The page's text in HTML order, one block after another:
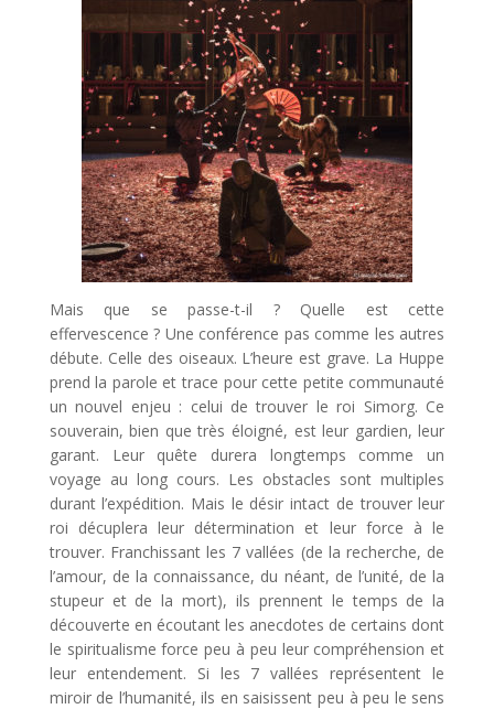
Mais que se passe-t-il ? Quelle est cette
effervescence ? Une conférence pas comme les autres
débute. Celle des oiseaux. L’heure est grave. La Huppe
prend la parole et trace pour cette petite communauté
un nouvel enjeu : celui de trouver le roi Simorg. Ce
souverain, bien que très éloigné, est leur gardien, leur
garant. Leur quête durera longtemps comme un
voyage au long cours. Les obstacles sont multiples
durant l’expédition. Mais le désir intact de trouver leur
roi décuplera leur détermination et leur force à le
trouver. Franchissant les 7 vallées (de la recherche, de
l’amour, de la connaissance, du néant, de l’unité, de la
stupeur et de la mort), ils prennent le temps de la
découverte en écoutant les anecdotes de certains dont
le spiritualisme force peu à peu leur compréhension et
leur entendement. Si les 7 vallées représentent le
miroir de l’humanité, ils en saisissent peu à peu le sens